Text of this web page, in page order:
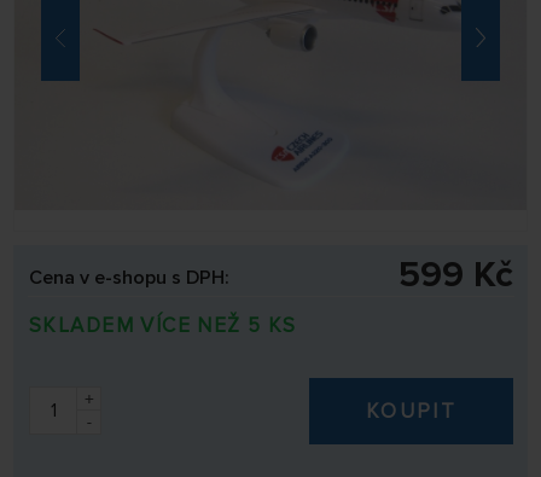
Cena v e-shopu s DPH: 599 Kč
SKLADEM VÍCE NEŽ 5 KS
+
-
KOUPIT